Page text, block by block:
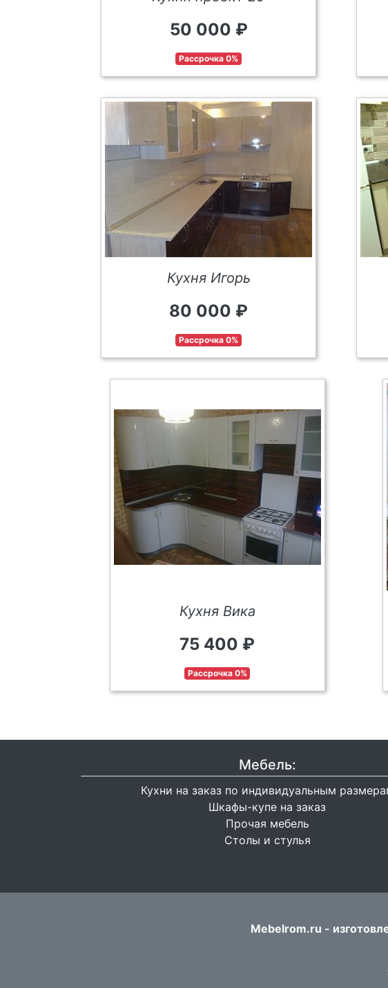
50 000 ₽
Рассрочка 0%
Кухня Игорь
80 000 ₽
Рассрочка 0%
Кухня Вика
75 400 ₽
Рассрочка 0%
Мебель:
Кухни на заказ по индивидуальным
Шкафы-купе на заказ
Прочая мебель
Столы и стулья
Mebelrom.ru -